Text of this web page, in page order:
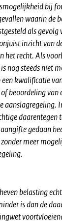
bij
waarin de
als gevolg
inzicht van
het recht. Als
nog steeds niet
kwalificatie
beoordeling van
aanslagregeling.
daarentegen
gedaan
meer
belasting
is dan de